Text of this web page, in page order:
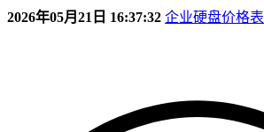
2026年05月21日 16:37:32 企业硬盘价格表